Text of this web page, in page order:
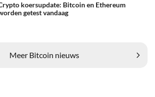
koersupdate: Bitcoin en Ethereum
getest vandaag
Meer Bitcoin nieuws